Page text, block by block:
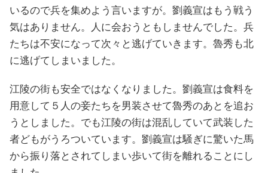
いるので兵を集めよう言いますが。劉義宣はもう戦う
気はありません。人に会おうともしませんでした。兵
たちは不安になって次々と逃げていきます。魯秀も北
に逃げてしまいました。
江陵の街も安全ではなくなりました。劉義宣は食料を
用意して５人の妾たちを男装させて魯秀のあとを追お
うとしました。でも江陵の街は混乱していて武装した
者どもがうろついています。劉義宣は騒ぎに驚いた馬
から振り落とされてしまい歩いて街を離れることにし